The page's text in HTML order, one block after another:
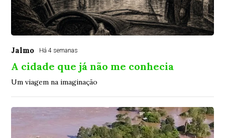
Jalmo Há 4 semanas
A cidade que já não me conhecia
Um viagem na imaginação